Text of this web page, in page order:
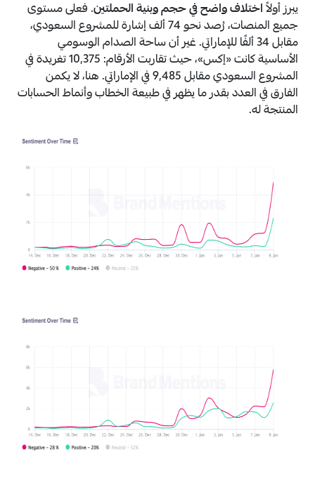
يبرز أولاًاختلاف واضح في حجم وبنية الحملتين. فعلى مستوى
جميع المنصات، رُصد نحو 74 ألف إشارة للمشروع السعودي،
مقابل 34 ألفًا للإماراتي. غير أن ساحة الصدام الوسومي
الأساسية كانت «إكس»، حيث تقاربت الأرقام: 10,375 تغريدة في
المشروع السعودي مقابل 9,485 في الإماراتي. هنا، لا يكمن
الفارق في العدد بقدر ما يظهر في طبيعةالخطاب وأنماط الحسابات
المنتجة له.